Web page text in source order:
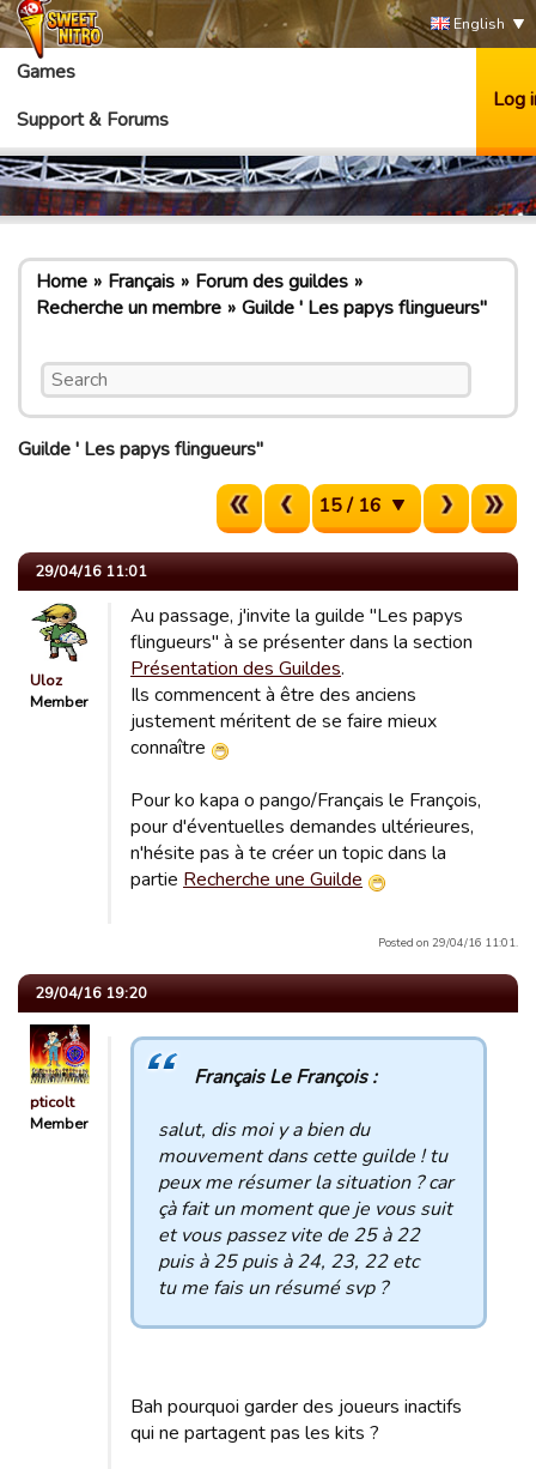
English
Games
Support & Forums
Log
Home Français
Forum des guildes
Recherche un membre
Guilde ' Les papys flingueurs"
Guilde ' Les papys flingueurs"
15 / 16
29/04/16 11:01
Uloz
Member
Au passage, j'invite la guilde "Les papys
flingueurs" à se présenter dans la section
Présentation des Guildes.
Ils commencent à être des anciens
justement méritent de se faire mieux
connaître
Pour ko kapa o pango/Français le François,
pour d'éventuelles demandes ultérieures,
n'hésite pas à te créer un topic dans la
partie Recherche une Guilde
Posted on 29/04/16 11:01.
29/04/16 19:20
pticolt
Member
Français Le François :
salut, dis moi y a bien du
mouvement dans cette guilde ! tu
peux me résumer la situation ? car
çà fait un moment que je vous suit
et vous passez vite de 25 à 22
puis à 25 puis à 24, 23, 22 etc
tu me fais un résumé svp ?
Bah pourquoi garder des joueurs inactifs
qui ne partagent pas les kits ?